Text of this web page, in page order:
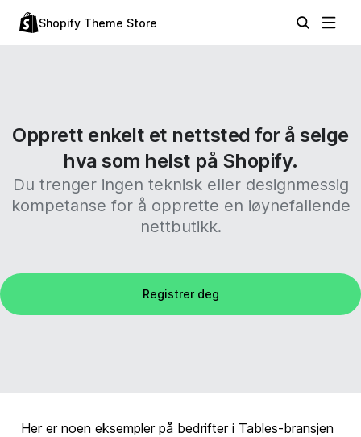
Shopify Theme Store
Opprett enkelt et nettsted for å selge
hva som helst på Shopify.
Du trenger ingen teknisk eller designmessig
kompetanse for å opprette en iøynefallende
nettbutikk.
Registrer deg
Her er noen eksempler på bedrifter i Tables-bransjen